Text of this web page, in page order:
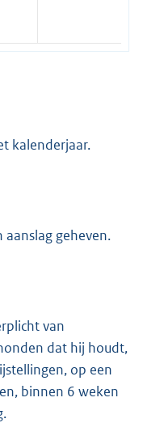
kalenderjaar.
geheven.
van
dat hij houdt,
op een
binnen 6 weken